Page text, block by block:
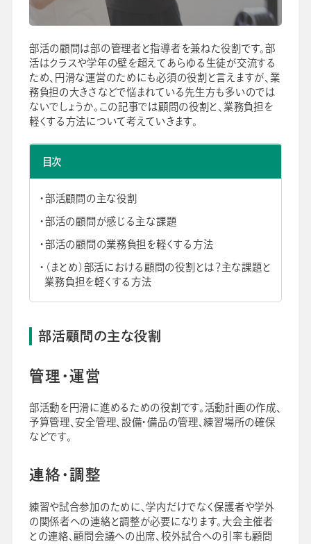
会社情報グループ会社プライバシーポリシー個人情報保護法利用規約
採用情報
ビジネスツール事業 企業情報
部活の顧問は部の管理者と指導者を兼ねた役割です。部
活はクラスや学年の壁を超えてあらゆる生徒が交流する
ため、円滑な運営のためにも必須の役割と言えますが、業
務負担の大きさなどで悩まれている先生方も多いのでは
ないでしょうか。この記事では顧問の役割と、業務負担を
軽くする方法について考えていきます。
目次
部活顧問の主な役割
部活の顧問が感じる主な課題
部活の顧問の業務負担を軽くする方法
（まとめ）部活における顧問の役割とは？主な課題と
業務負担を軽くする方法
部活顧問の主な役割
管理・運営
部活動を円滑に進めるための役割です。活動計画の作成、
予算管理、安全管理、設備・備品の管理、練習場所の確保
などです。
連絡・調整
練習や試合参加のために、学内だけでなく保護者や学外
の関係者への連絡と調整が必要になります。大会主催者
との連絡、顧問会議への出席、校外試合への引率も顧問